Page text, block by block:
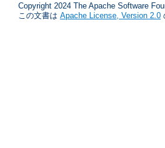
Copyright 2024 The Apache Software
この文書は Apache License, Version 2.0